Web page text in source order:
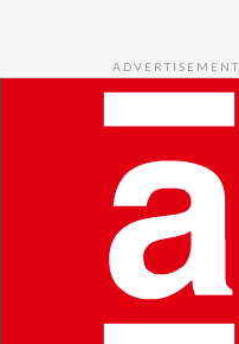
ADVERTISEMENT